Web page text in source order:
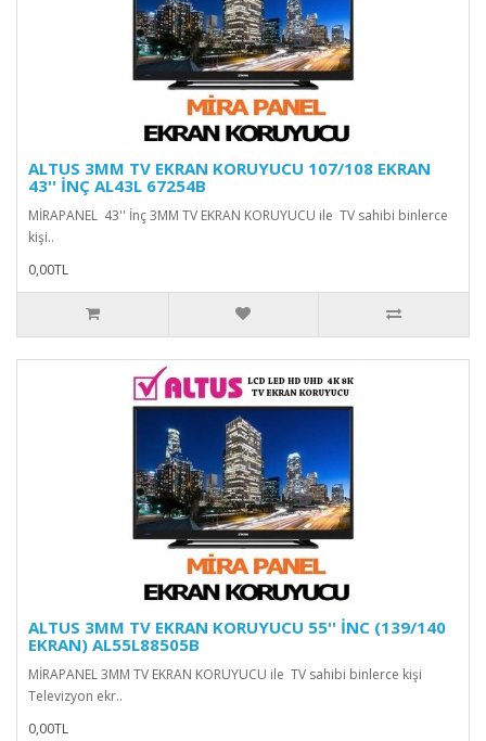
ALTUS 3MM TV EKRAN KORUYUCU 107/108 EKRAN
43'' İNÇ AL43L 67254B
MİRAPANEL 43'' İnç 3MM TV EKRAN KORUYUCU ile TV sahibi binlerce
kişi..
0,00TL
ALTUS 3MM TV EKRAN KORUYUCU 55'' İNC (139/140
EKRAN) AL55L88505B
MİRAPANEL 3MM TV EKRAN KORUYUCU ile TV sahibi binlerce kişi
Televizyon ekr..
0,00TL